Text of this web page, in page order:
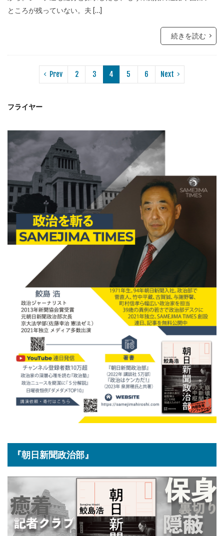
ところが残っていない。夫 […]
続きを読む
Prev 2 3 4 5 6 Next
フライヤー
『朝日新聞政治部』